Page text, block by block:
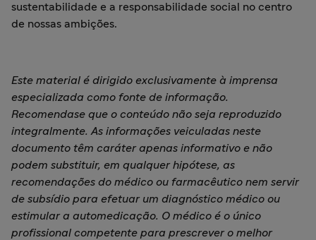
sustentabilidade e a responsabilidade social no centro
de nossas ambições.
Este material é dirigido exclusivamente à imprensa
especializada como fonte de informação.
Recomendase que o conteúdo não seja reproduzido
integralmente. As informações veiculadas neste
documento têm caráter apenas informativo e não
podem substituir, em qualquer hipótese, as
recomendações do médico ou farmacêutico nem servir
de subsídio para efetuar um diagnóstico médico ou
estimular a automedicação. O médico é o único
profissional competente para prescrever o melhor